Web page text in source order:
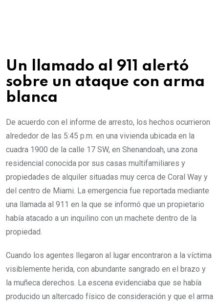
Un llamado al 911 alertó
sobre un ataque con arma
blanca
De acuerdo con el informe de arresto, los hechos ocurrieron
alrededor de las 5:45 p.m. en una vivienda ubicada en la
cuadra 1900 de la calle 17 SW, en Shenandoah, una zona
residencial conocida por sus casas multifamiliares y
propiedades de alquiler situadas muy cerca de Coral Way y
del centro de Miami. La emergencia fue reportada mediante
una llamada al 911 en la que se informó que un propietario
había atacado a un inquilino con un machete dentro de la
propiedad.
Cuando los agentes llegaron al lugar encontraron a la víctima
visiblemente herida, con abundante sangrado en el brazo y
la muñeca derechos. La escena evidenciaba que se había
producido un altercado físico de consideración y que el arma